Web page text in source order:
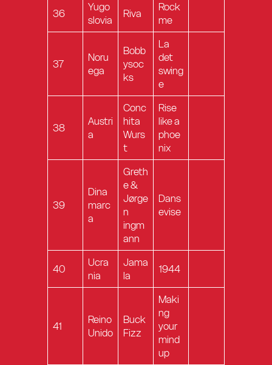
36
Yugo
slovia
Riva
Rock
me
37
Noru
ega
Bobb
ysoc
ks
La
det
swing
e
38
Austri
a
Conc
hita
Wurs
t
Rise
like a
phoe
nix
39
Dina
marc
a
Greth
e &
Jørge
n
ingm
ann
Dans
evise
40
Ucra
nia
Jama
la
1944
41
Reino
Unido
Buck
Fizz
Maki
ng
your
mind
up